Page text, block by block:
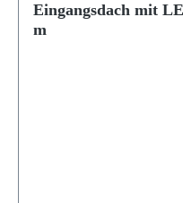
Eingangsdach mit
m